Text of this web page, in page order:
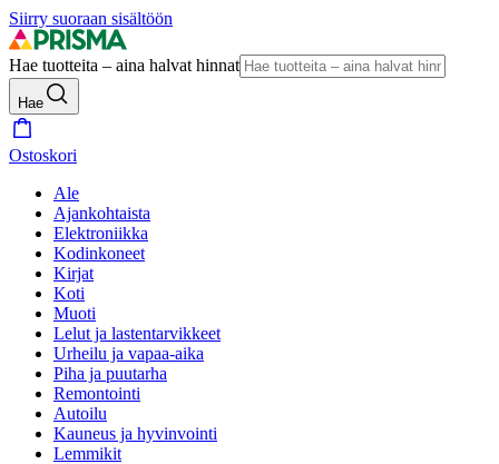
Siirry suoraan sisältöön
Hae tuotteita – aina halvat hinnat
Hae
Ostoskori
Ale
Ajankohtaista
Elektroniikka
Kodinkoneet
Kirjat
Koti
Muoti
Lelut ja lastentarvikkeet
Urheilu ja vapaa-aika
Piha ja puutarha
Remontointi
Autoilu
Kauneus ja hyvinvointi
Lemmikit